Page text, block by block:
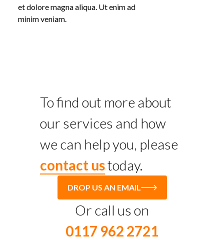
et dolore magna aliqua. Ut enim ad
minim veniam.
To find out more about
our services and how
we can help you, please
contact ustoday.
DROP US AN EMAIL
Or call us on
0117 962 2721